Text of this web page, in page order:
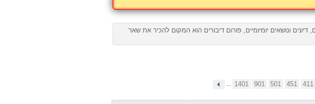
ונושאים יומיומיים, פורום דיבורים הוא המקום להכיר את שאר
411
451
501
901
1401
...